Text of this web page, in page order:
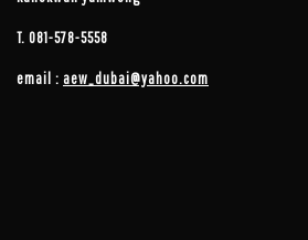
T. 081-578-5558
email : aew_dubai@yahoo.com​